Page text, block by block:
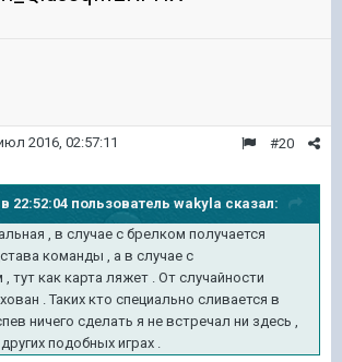
#20
2016, 02:57:11
22:52:04 пользователь wakyla сказал:
, в случае с брелком получается
команды , а в случае с
тут как карта ляжет . От случайности
. Таких кто специально сливается в
ничего сделать я не встречал ни здесь ,
подобных играх .